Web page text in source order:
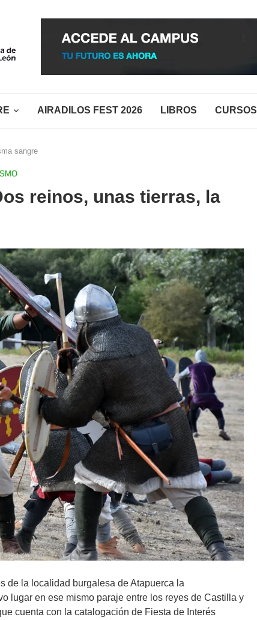
AIRADILOS FEST 2026 LIBROS CURSOS
sangre
reinos, unas tierras, la
de la localidad burgalesa de Atapuerca la
lugar en ese mismo paraje entre los reyes de Castilla y
cuenta con la catalogación de Fiesta de Interés